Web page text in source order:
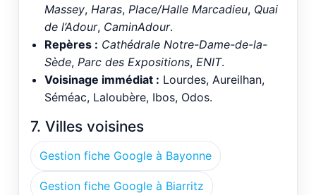
Massey, Haras, Place/Halle Marcadieu, Quai
de l’Adour, CaminAdour.
Repères : Cathédrale Notre-Dame-de-la-
Sède, Parc des Expositions, ENIT.
Voisinage immédiat : Lourdes, Aureilhan,
Séméac, Laloubère, Ibos, Odos.
7. Villes voisines
Gestion fiche Google à Bayonne
Gestion fiche Google à Biarritz